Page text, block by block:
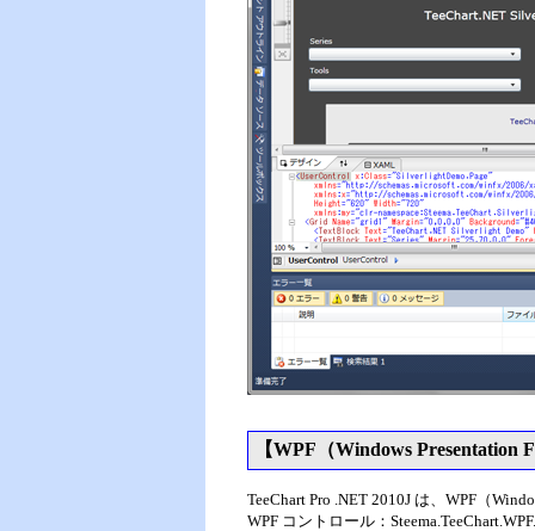
【WPF（Windows Presentation
TeeChart Pro .NET 2010J は、WPF（
WPF コントロール：